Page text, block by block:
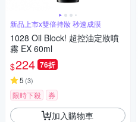
新品上市x雙倍持妝 秒速成膜
1028 Oil Block! 超控油定妝噴
霧 EX 60ml
$224 76折
5 (3)
限時下殺 券
加入購物車